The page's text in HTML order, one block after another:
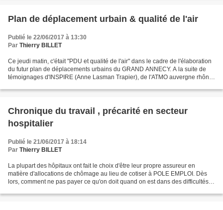
Plan de déplacement urbain & qualité de l'air
Publié le 22/06/2017 à 13:30
Par Thierry BILLET
Ce jeudi matin, c'était "PDU et qualité de l'air" dans le cadre de l'élaboration
du futur plan de déplacements urbains du GRAND ANNECY. A la suite de
témoignages d'INSPIRE (Anne Lasman Trapier), de l'ATMO auvergne rhône
Chronique du travail , précarité en secteur
hospitalier
Publié le 21/06/2017 à 18:14
Par Thierry BILLET
La plupart des hôpitaux ont fait le choix d'être leur propre assureur en
matière d'allocations de chômage au lieu de cotiser à POLE EMPLOI. Dès
lors, comment ne pas payer ce qu'on doit quand on est dans des difficultés